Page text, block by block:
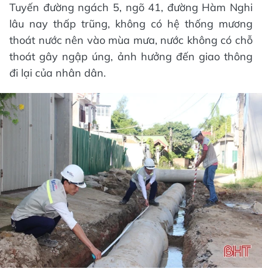
Tuyến đường ngách 5, ngõ 41, đường Hàm Nghi
lâu nay thấp trũng, không có hệ thống mương
thoát nước nên vào mùa mưa, nước không có chỗ
thoát gây ngập úng, ảnh hưởng đến giao thông
đi lại của nhân dân.